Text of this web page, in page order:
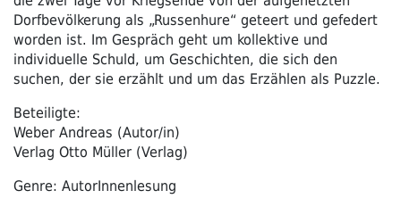
Dorfbevölkerung als „Russenhure“ geteert und gefedert
worden ist. Im Gespräch geht um kollektive und
individuelle Schuld, um Geschichten, die sich den
suchen, der sie erzählt und um das Erzählen als Puzzle.
Beteiligte:
Weber Andreas (Autor/in)
Verlag Otto Müller (Verlag)
Genre: AutorInnenlesung